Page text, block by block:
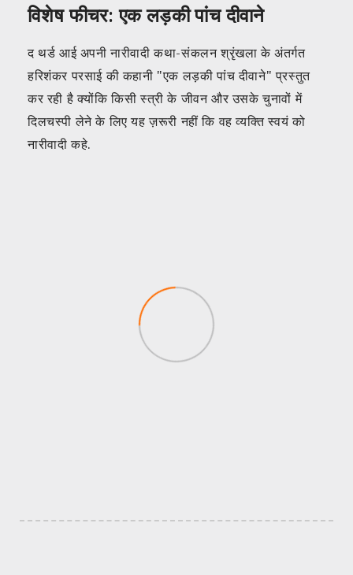
विशेष फीचर: एक लड़की पांच दीवाने
द थर्ड आई अपनी नारीवादी कथा-संकलन श्रृंखला के अंतर्गत
हरिशंकर परसाई की कहानी "एक लड़की पांच दीवाने" प्रस्तुत
कर रही है क्योंकि किसी स्त्री के जीवन और उसके चुनावों में
दिलचस्पी लेने के लिए यह ज़रूरी नहीं कि वह व्यक्ति स्वयं को
नारीवादी कहे.